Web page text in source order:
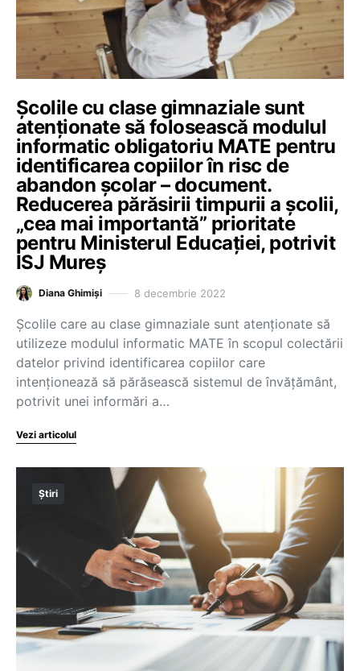
Școlile cu clase gimnaziale sunt
atenționate să folosească modulul
informatic obligatoriu MATE pentru
identificarea copiilor în risc de
abandon școlar – document.
Reducerea părăsirii timpurii a școlii,
„cea mai importantă” prioritate
pentru Ministerul Educației, potrivit
ISJ Mureș
Diana Ghimiși 8 decembrie 2022
Școlile care au clase gimnaziale sunt atenționate să
utilizeze modulul informatic MATE în scopul colectării
datelor privind identificarea copiilor care
intenționează să părăsească sistemul de învățământ,
potrivit unei informări a…
Vezi articolul
Știri